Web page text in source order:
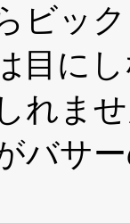
ビッ
目に
れま
バサ